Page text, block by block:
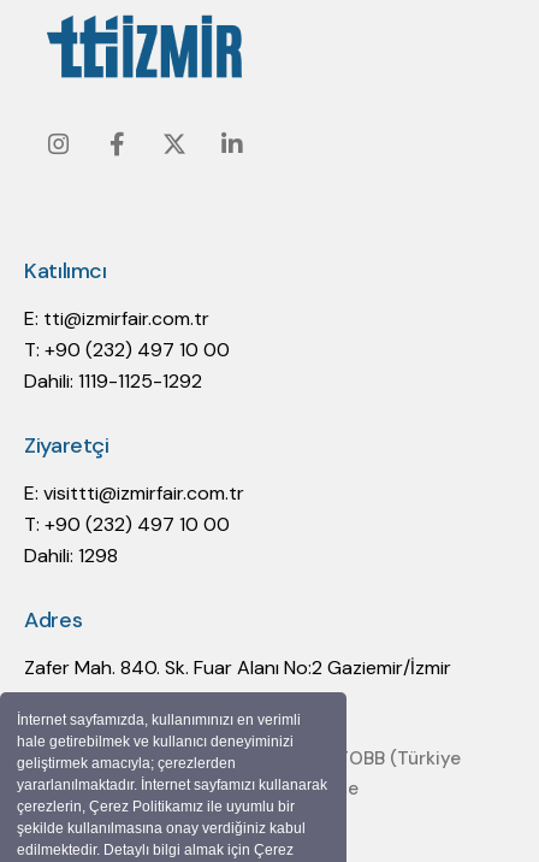
İnternet sayfamızda, kullanımınızı en verimli
hale getirebilmek ve kullanıcı deneyiminizi
geliştirmek amacıyla; çerezlerden
yararlanılmaktadır. İnternet sayfamızı kullanarak
çerezlerin, Çerez Politikamız ile uyumlu bir
şekilde kullanılmasına onay verdiğiniz kabul
edilmektedir. Detaylı bilgi almak için Çerez
InstagramFacebook
TwitterLinkedin
Katılımcı
E: tti@izmirfair.com.tr
T: +90 (232) 497 10 00
Dahili: 1119-1125-1292
Ziyaretçi
E: visittti@izmirfair.com.tr
T: +90 (232) 497 10 00
Dahili: 1298
Adres
Zafer Mah. 840. Sk. Fuar Alanı No:2 Gaziemir/İzmir
Bu fuar, 5174 sayılı Kanun gereğince TOBB (Türkiye
Odalar ve Borsalar Birliği) denetiminde
düzenlenmektedir.
İZFAŞ © 2025 Tüm Hakları Saklıdır.